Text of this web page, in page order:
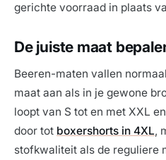
gerichte voorraad in plaats
De juiste maat
Beeren-maten vallen
maat aan als in je gewone
loopt van S tot en met XXL
door tot boxershorts in 4XL,
stofkwaliteit als de reguliere